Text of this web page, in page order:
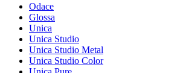
Odace
Glossa
Unica
Unica Studio
Unica Studio Metal
Unica Studio Color